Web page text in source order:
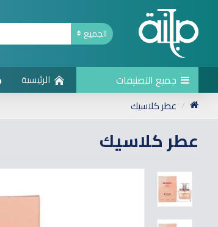
الجميع
جميع التصنيفات الرئيسية
عطر كلاسيك
عطر كلاسيك